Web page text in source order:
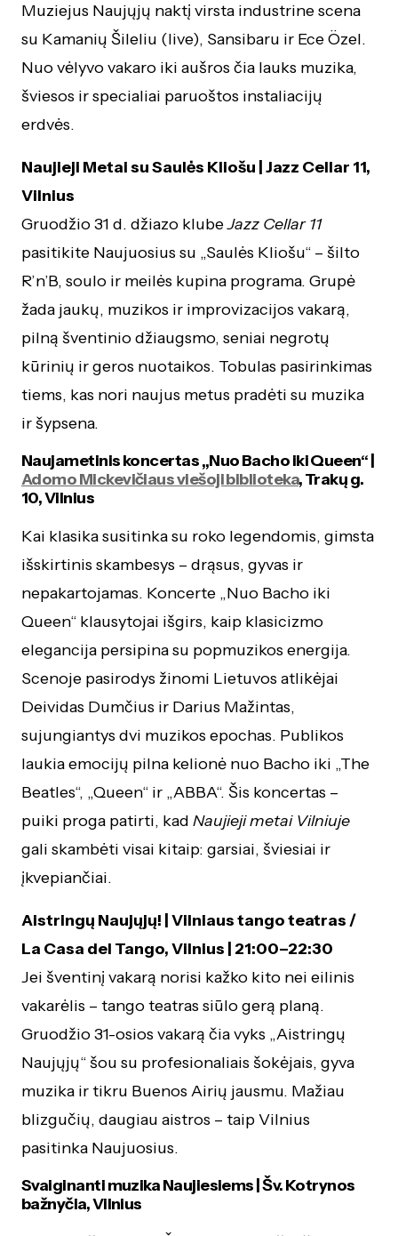
Muziejus Naujųjų naktį virsta industrine scena
su Kamanių Šileliu (live), Sansibaru ir Ece Özel.
Nuo vėlyvo vakaro iki aušros čia lauks muzika,
šviesos ir specialiai paruoštos instaliacijų
erdvės.
Naujieji Metai su Saulės Kliošu | Jazz Cellar 11,
Vilnius
Gruodžio 31 d. džiazo klubeJazz Cellar 11
pasitikite Naujuosius su „Saulės Kliošu“ – šilto
R’n’B, soulo ir meilės kupina programa. Grupė
žada jaukų, muzikos ir improvizacijos vakarą,
pilną šventinio džiaugsmo, seniai negrotų
kūrinių ir geros nuotaikos. Tobulas pasirinkimas
tiems, kas nori naujus metus pradėti su muzika
ir šypsena.
Naujametinis koncertas „Nuo Bacho iki Queen“ |
Adomo Mickevičiaus viešoji biblioteka, Trakų g.
10, Vilnius
Kai klasika susitinka su roko legendomis, gimsta
išskirtinis skambesys – drąsus, gyvas ir
nepakartojamas. Koncerte „Nuo Bacho iki
Queen“ klausytojai išgirs, kaip klasicizmo
elegancija persipina su popmuzikos energija.
Scenoje pasirodys žinomi Lietuvos atlikėjai
Deividas Dumčius ir Darius Mažintas,
sujungiantys dvi muzikos epochas. Publikos
laukia emocijų pilna kelionė nuo Bacho iki „The
Beatles“, „Queen“ ir „ABBA“. Šis koncertas –
puiki proga patirti, kad Naujieji metai Vilniuje
gali skambėti visai kitaip: garsiai, šviesiai ir
įkvepiančiai.
Aistringų Naujųjų! | Vilniaus tango teatras /
La Casa del Tango, Vilnius | 21:00–22:30
Jei šventinį vakarą norisi kažko kito nei eilinis
vakarėlis – tango teatras siūlo gerą planą.
Gruodžio 31-osios vakarą čia vyks „Aistringų
Naujųjų“ šou su profesionaliais šokėjais, gyva
muzika ir tikru Buenos Airių jausmu. Mažiau
blizgučių, daugiau aistros – taip Vilnius
pasitinka Naujuosius.
Svaiginanti muzika Naujiesiems | Šv. Kotrynos
bažnyčia, Vilnius